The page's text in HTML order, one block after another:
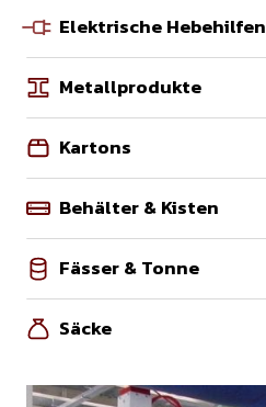
Elektrische Hebehilfen
Metallprodukte
Kartons
Behälter & Kisten
Fässer & Tonne
Säcke